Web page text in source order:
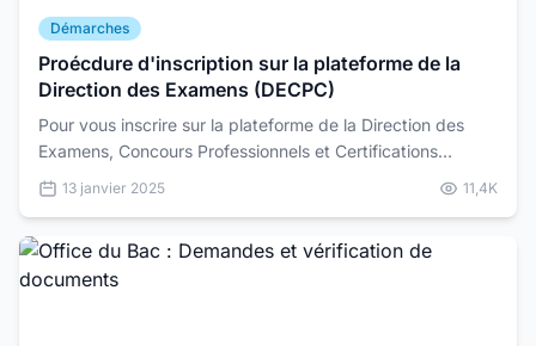
Démarches
Proécdure d'inscription sur la plateforme de la
Direction des Examens (DECPC)
Pour vous inscrire sur la plateforme de la Direction des
Examens, Concours Professionnels et Certifications
(DECPC) pour les concours tels que BT, BTS, BTI, CAE...
13 janvier 2025 11,4K